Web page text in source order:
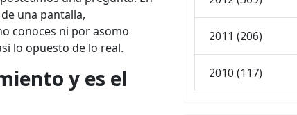
una pantalla,
conoces ni por asomo
lo opuesto de lo real.
y es el
2011 (206)
2010 (117)